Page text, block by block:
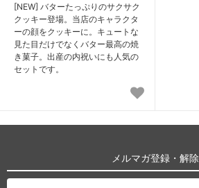
[NEW] バターたっぷりのサクサク
クッキー登場。当店のキャラクタ
ーの顔をクッキーに。キュートな
見た目だけでなくバター最高の焼
き菓子。出産の内祝いにも人気の
セットです。
メルマガ登録・解除